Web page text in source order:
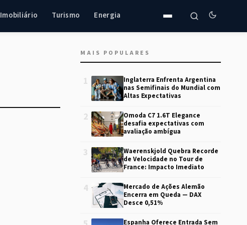
Imobiliário Turismo Energia
MAIS POPULARES
1
Inglaterra Enfrenta Argentina
nas Semifinais do Mundial com
Altas Expectativas
2
Omoda C7 1.6T Elegance
desafia expectativas com
avaliação ambígua
3
Waerenskjold Quebra Recorde
de Velocidade no Tour de
France: Impacto Imediato
4
Mercado de Ações Alemão
Encerra em Queda — DAX
Desce 0,51%
Espanha Oferece Entrada Sem